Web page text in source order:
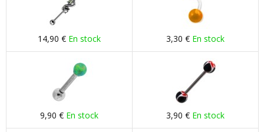
14,90 € En stock 3,30 € En stock
9,90 € En stock 3,90 € En stock